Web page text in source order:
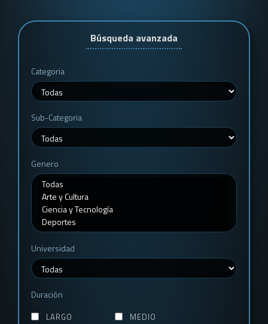
Búsqueda avanzada
Categoria
Sub-Categoria
Genero
Universidad
Duración
LARGO
MEDIO